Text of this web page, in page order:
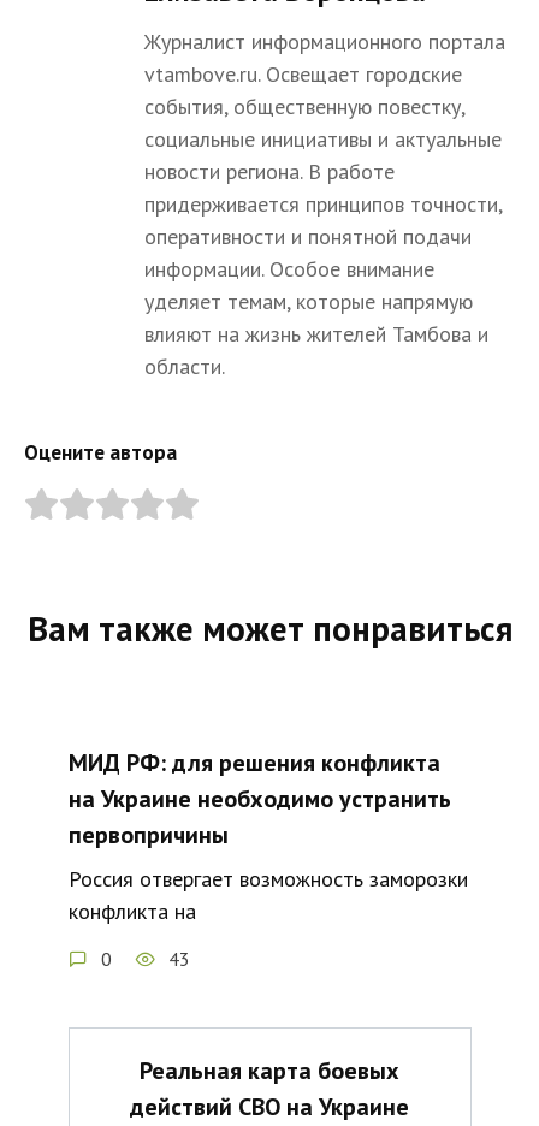
Журналист информационного портала
vtambove.ru. Освещает городские
события, общественную повестку,
социальные инициативы и актуальные
новости региона. В работе
придерживается принципов точности,
оперативности и понятной подачи
информации. Особое внимание
уделяет темам, которые напрямую
влияют на жизнь жителей Тамбова и
области.
Оцените автора
Вам также может понравиться
МИД РФ: для решения конфликта
на Украине необходимо устранить
первопричины
Россия отвергает возможность заморозки
конфликта на
0 43
Реальная карта боевых
действий СВО на Украине